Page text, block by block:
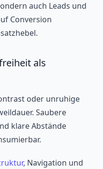
auch Leads und
Conversion
als
oder unruhige
Saubere
klare Abstände
, Navigation und